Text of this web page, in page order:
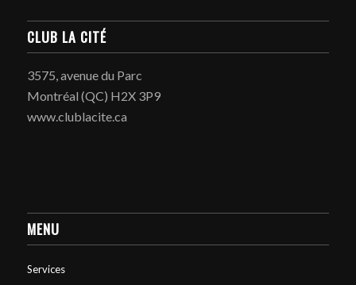
CLUB LA CITÉ
3575, avenue du Parc
Montréal (QC) H2X 3P9
www.clublacite.ca
MENU
Services